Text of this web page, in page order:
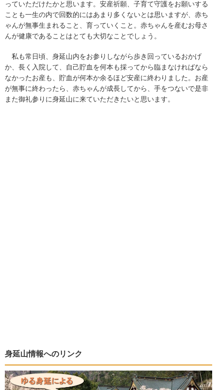
っていただけたかと思います。安産祈願、子育て守護をお願いする
ことも一生の内で回数的にはあまり多くないとは思いますが、赤ち
ゃんが無事生まれること、育っていくこと。赤ちゃんを産むお母さ
んが健康であることはとても大切なことでしょう。
私も常日頃、身延山内をお参りしながら歩き回っているおかげ
か、長く入院して、自己貯血を何本も採ってから臨まなければなら
なかったお産も、貯血が何本か余るほど安産に終わりました。お産
が無事に終わったら、赤ちゃんが成長してから、手をつないで是非
また御礼参りに身延山に来ていただきたいと思います。
身延山情報へのリンク